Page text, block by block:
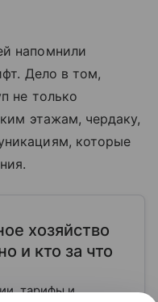
напомнили
Дело в том,
не только
этажам, чердаку,
которые
хозяйство
и кто за что
тарифы и